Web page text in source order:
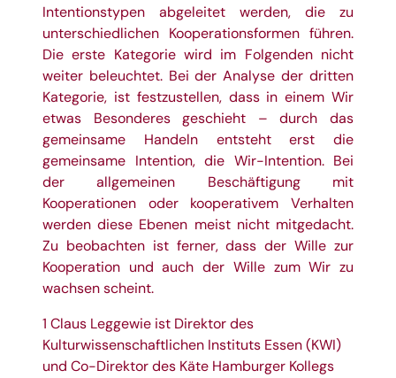
Intentionstypen abgeleitet werden, die zu
unterschiedlichen Kooperationsformen führen.
Die erste Kategorie wird im Folgenden nicht
weiter beleuchtet. Bei der Analyse der dritten
Kategorie, ist festzustellen, dass in einem Wir
etwas Besonderes geschieht – durch das
gemeinsame Handeln entsteht erst die
gemeinsame Intention, die Wir-Intention. Bei
der allgemeinen Beschäftigung mit
Kooperationen oder kooperativem Verhalten
werden diese Ebenen meist nicht mitgedacht.
Zu beobachten ist ferner, dass der Wille zur
Kooperation und auch der Wille zum Wir zu
wachsen scheint.
1 Claus Leggewie ist Direktor des
Kulturwissenschaftlichen Instituts Essen (KWI)
und Co-Direktor des Käte Hamburger Kollegs